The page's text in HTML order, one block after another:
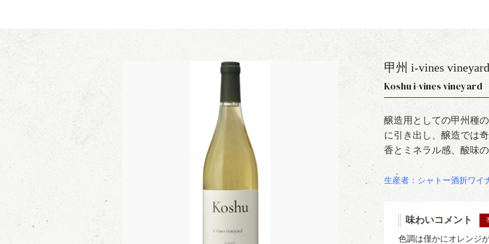
甲州 i-vines vineyard
Koshu i-vines
醸造用としての甲州種
に引き出し、醸造では
香とミネラル感、酸味
生産者：シャトー酒折ワイ
味わいコメント
色調は僅かにオレンジ